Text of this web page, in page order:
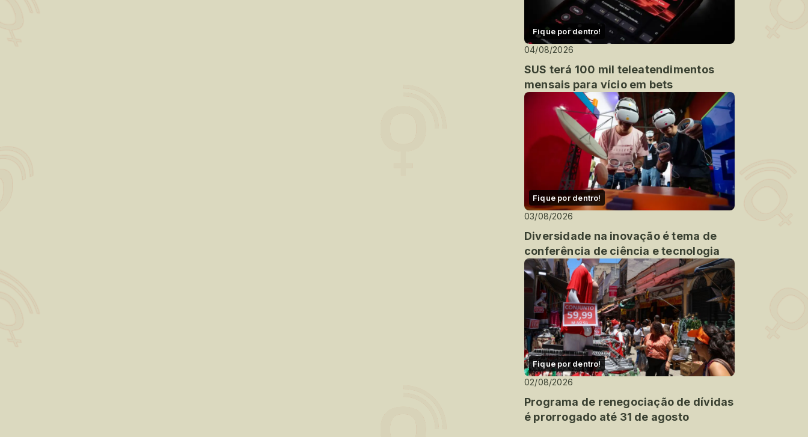
Fique por dentro!
04/08/2026
SUS terá 100 mil teleatendimentos
mensais para vício em bets
Fique por dentro!
03/08/2026
Diversidade na inovação é tema de
conferência de ciência e tecnologia
Fique por dentro!
02/08/2026
Programa de renegociação de dívidas
é prorrogado até 31 de agosto